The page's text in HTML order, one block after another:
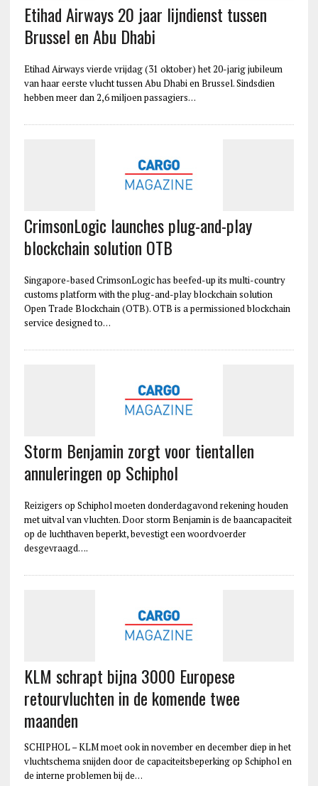
Etihad Airways 20 jaar lijndienst tussen
Brussel en Abu Dhabi
Etihad Airways vierde vrijdag (31 oktober) het 20-jarig jubileum
van haar eerste vlucht tussen Abu Dhabi en Brussel. Sindsdien
hebben meer dan 2,6 miljoen passagiers…
CrimsonLogic launches plug-and-play
blockchain solution OTB
Singapore-based CrimsonLogic has beefed-up its multi-country
customs platform with the plug-and-play blockchain solution
Open Trade Blockchain (OTB). OTB is a permissioned blockchain
service designed to…
Storm Benjamin zorgt voor tientallen
annuleringen op Schiphol
Reizigers op Schiphol moeten donderdagavond rekening houden
met uitval van vluchten. Door storm Benjamin is de baancapaciteit
op de luchthaven beperkt, bevestigt een woordvoerder
desgevraagd….
KLM schrapt bijna 3000 Europese
retourvluchten in de komende twee
maanden
SCHIPHOL – KLM moet ook in november en december diep in het
vluchtschema snijden door de capaciteitsbeperking op Schiphol en
de interne problemen bij de…